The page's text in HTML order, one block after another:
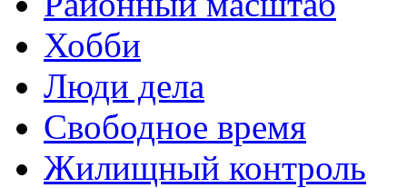
Хобби
Люди дела
Свободное время
Жилищный контроль